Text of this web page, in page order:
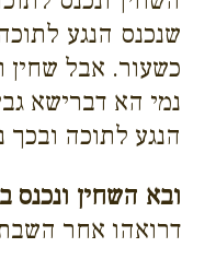
שנכנס הנגע
כשעור. אבל שחין
נמי הא דברישא
הנגע לתוכה
ובא השחין ונכנס
דרואהו אחר